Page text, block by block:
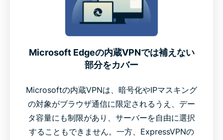
Edgeユーザーが無料VPNではなくExpressVPNを選ぶ
ユーザーフィードバック：実際のユーザーの声
よくある質問
今すぐExpressVPNをMicrosoft Edgeに追加
Microsoft Edgeの内蔵VPNでは補えない
部分をカバー
Microsoftの内蔵VPNは、暗号化やIPマスキング
の対象がブラウザ通信に限定されるうえ、デー
タ容量にも制限があり、サーバーを自由に選択
することもできません。一方、ExpressVPNの